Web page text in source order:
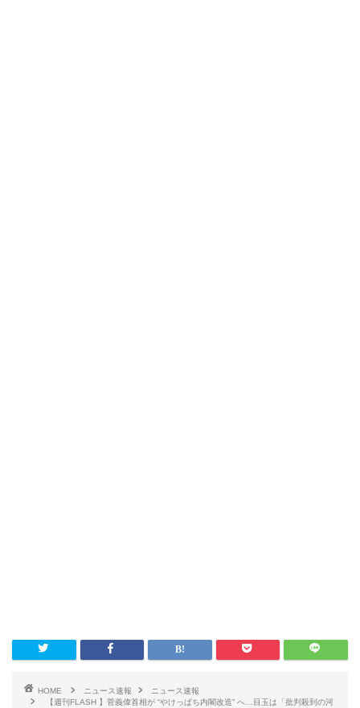
HOME ニュース速報
ニュース速報
【週刊FLASH 】菅義偉首相が “やけっぱち内閣改造” へ…目玉は「批判殺到の河